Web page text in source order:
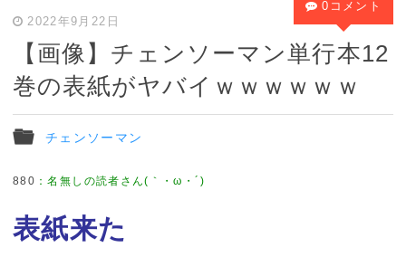
2022年9月22日
【画像】チェンソーマン単行本12
巻の表紙がヤバイｗｗｗｗｗｗ
チェンソーマン
0コメント
880 ：名無しの読者さん(｀・ω・´)
表紙来た